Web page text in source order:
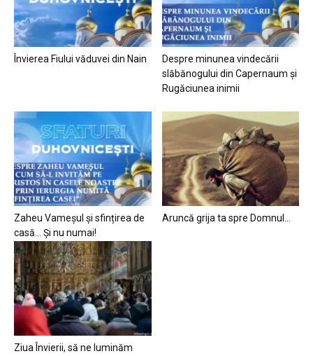
Învierea Fiului văduvei din Nain
Despre minunea vindecării
slăbănogului din Capernaum și
Rugăciunea inimii
Zaheu Vameșul și sfințirea de
casă… Și nu numai!
Aruncă grija ta spre Domnul…
Ziua Învierii, să ne luminăm